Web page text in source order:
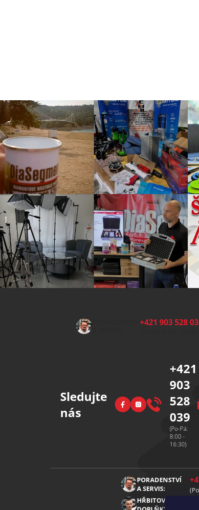
PORADENSTVÍ+421 903 528
Sledujte
nás
FacebookInstagram
+421
903
528
039
(Po-Pá:
8:00 -
16:30)
PORADENSTVÍ
A SERVIS:
HŘBITOVNÍ